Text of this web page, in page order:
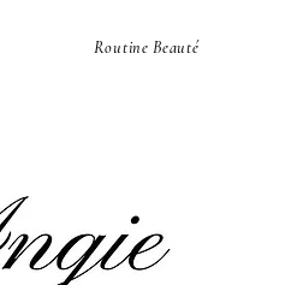
Routine Beauté